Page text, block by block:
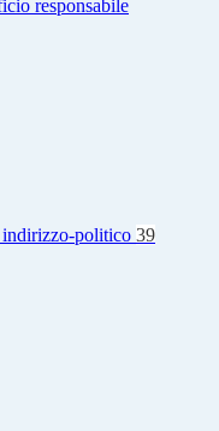
responsabile
politico 39